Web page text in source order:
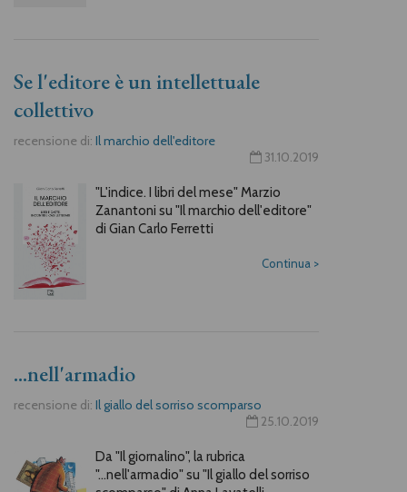
Se l'editore è un intellettuale
collettivo
recensione di: Il marchio dell'editore
31.10.2019
"L'indice. I libri del mese" Marzio
Zanantoni su "Il marchio dell'editore"
di Gian Carlo Ferretti
Continua >
...nell'armadio
recensione di: Il giallo del sorriso scomparso
25.10.2019
Da "Il giornalino", la rubrica
"...nell'armadio" su "Il giallo del sorriso